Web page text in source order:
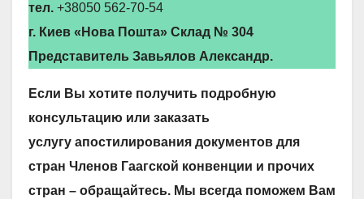
тел. +38050 562-70-54
г. Киев «Нова Пошта» Склад № 304
Представитель Завьялов Александр.
Если Вы хотите получить подробную
консультацию или заказать
услугу апостилирования документов для
стран Членов Гаагской конвенции и прочих
стран – обращайтесь. Мы всегда поможем Вам